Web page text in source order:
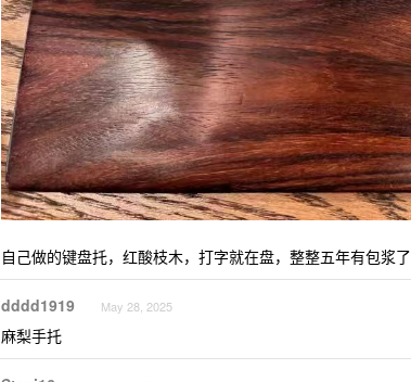
自己做的键盘托，红酸枝木，打字就在盘，整整五年有包浆了
dddd1919 May 28, 2025
麻梨手托